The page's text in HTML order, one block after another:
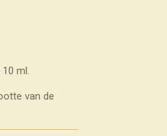
ml.
van de